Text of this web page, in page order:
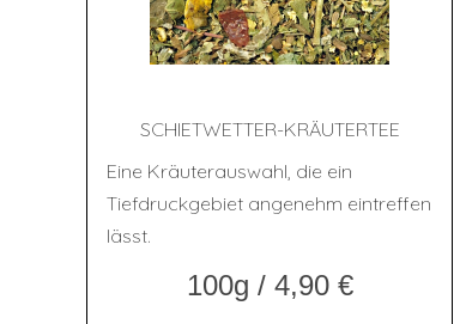
SCHIET­WET­TER-KRÄU­TER­TEE
Eine Kräuterauswahl, die ein
Tiefdruckgebiet angenehm eintreffen
lässt.
100g / 4,90 €